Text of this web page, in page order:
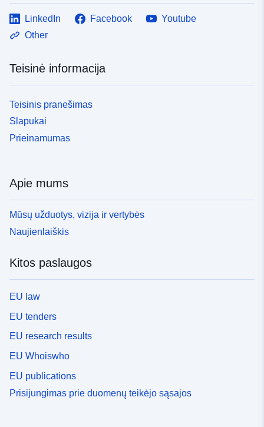
LinkedIn Facebook
Youtube
Other
Teisinė informacija
Teisinis pranešimas
Slapukai
Prieinamumas
Apie mums
Mūsų užduotys, vizija ir vertybės
Naujienlaiškis
Kitos paslaugos
EU law
EU tenders
EU research results
EU Whoiswho
EU publications
Prisijungimas prie duomenų teikėjo sąsajos